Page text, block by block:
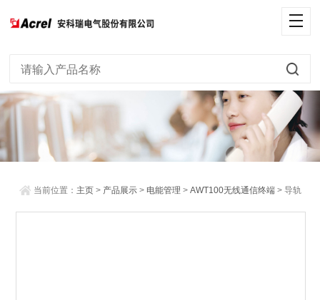
当前位置： 主页 > 产品展示 > 电能管理 >AWT100无线通信终端 > 导轨